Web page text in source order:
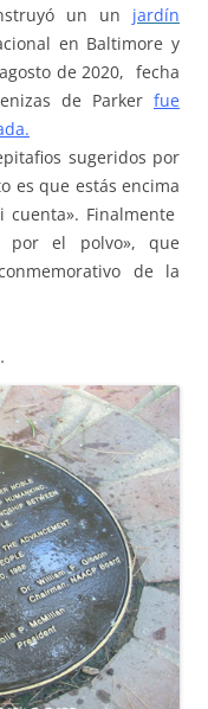
un un jardín
en Baltimore y
de 2020, fecha
de Parker fue
sugeridos por
es que estás encima
Finalmente
por el polvo», que
de la